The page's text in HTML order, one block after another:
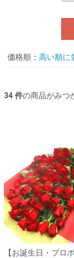
価格順：
34 件の商品がみつ
【お誕生日・プロ